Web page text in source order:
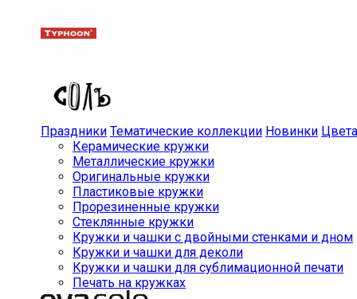
Праздники Тематические коллекции Новинки Цвета
Керамические кружки
Металлические кружки
Оригинальные кружки
Пластиковые кружки
Прорезиненные кружки
Стеклянные кружки
Кружки и чашки с двойными стенками и дном
Кружки и чашки для деколи
Кружки и чашки для сублимационной печати
Печать на кружках